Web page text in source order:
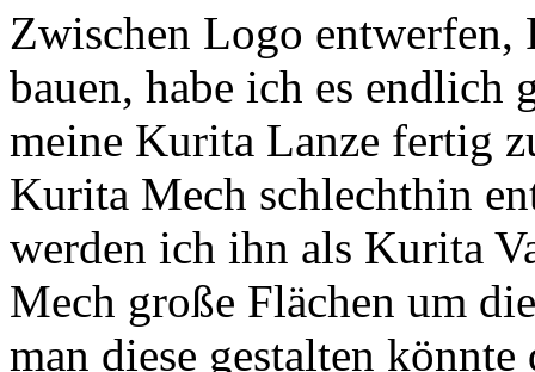
Zwischen Logo entwerfen,
bauen, habe ich es endlich
meine Kurita Lanze fertig
Kurita Mech schlechthin
werden ich ihn als Kurita
Mech große Flächen um
man diese gestalten